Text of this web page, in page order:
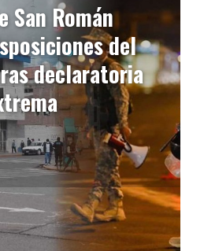
San Román
del
declaratoria